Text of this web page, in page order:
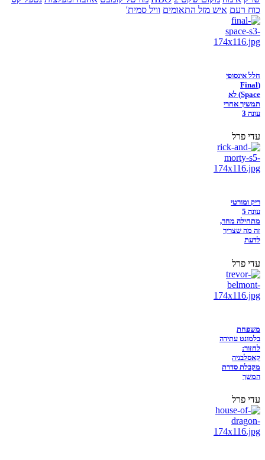
כוח רעם איש מזל התאומים וויל סמית'
חלל אינסופי
(Final
Space) לא
תמשיך אחרי
עונה 3
עדי פרל
ריק ומורטי
עונה 5
מתחילה מחר,
זה מה שצריך
לדעת
עדי פרל
משפחת
בלמונט עתידה
לחזור:
קאסלבניה
מקבלת סדרת
המשך
עדי פרל